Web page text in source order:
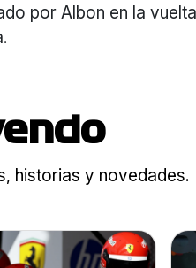
por Albon en la vuelta
historias y novedades.